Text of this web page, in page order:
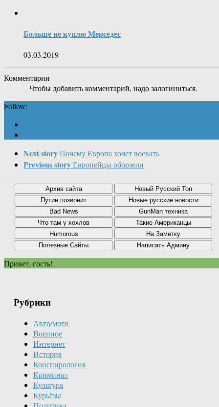
Больше не куплю Мерседес
03.03.2019
Комментарии
Чтобы добавить комментарий, надо залогиниться.
Follow:
Next storyПочему Европа хочет воевать
Previous storyЕвропейцы оборзели
Привет, гость!
Рубрики
Авто/мото
Военное
Интернет
История
Конспирология
Криминал
Культура
Курьёзы